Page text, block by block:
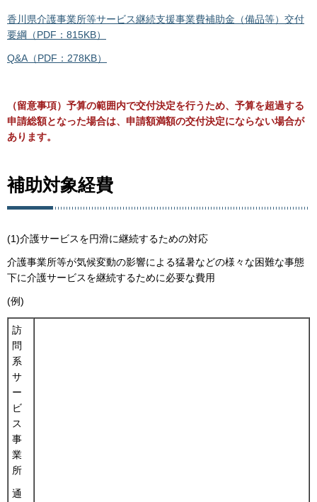
香川県介護事業所等サービス継続支援事業費補助金（備品等）交付
要綱（PDF：815KB）
Q&A（PDF：278KB）
（留意事項）予算の範囲内で交付決定を行うため、予算を超過する
申請総額となった場合は、申請額満額の交付決定にならない場合が
あります。
補助対象経費
(1)介護サービスを円滑に継続するための対応
介護事業所等が気候変動の影響による猛暑などの様々な困難な事態
下に介護サービスを継続するために必要な費用
(例)
訪
問
系
サ
ー
ビ
ス
事
業
所
通